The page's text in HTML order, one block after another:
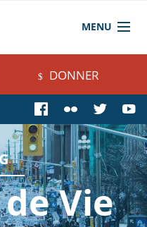
MENU
DONNER
Vie